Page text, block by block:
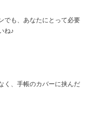
でも、あなたにとって必要
ね♪
く、手帳のカバーに挟んだ